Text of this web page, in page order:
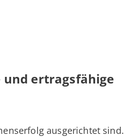
ertragsfähige
ausgerichtet sind.